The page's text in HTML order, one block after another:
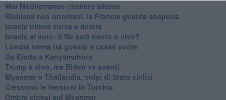
Mar Mediterraneo cimitero silente
Richiami neo ottomani, la Francia guarda sospetta
Israele ultima curva a destra
Israele al voto: il Re sarà morto o vivo?
Londra trema tra gossip e casse vuote
Da Kindu a Kanyamahoro
Trump è vivo, ma Biden va avanti
Myanmar e Thailandia, colpi di Stato ciclici
Crescono le tensioni in Turchia
Ombre cinesi sul Myanmar